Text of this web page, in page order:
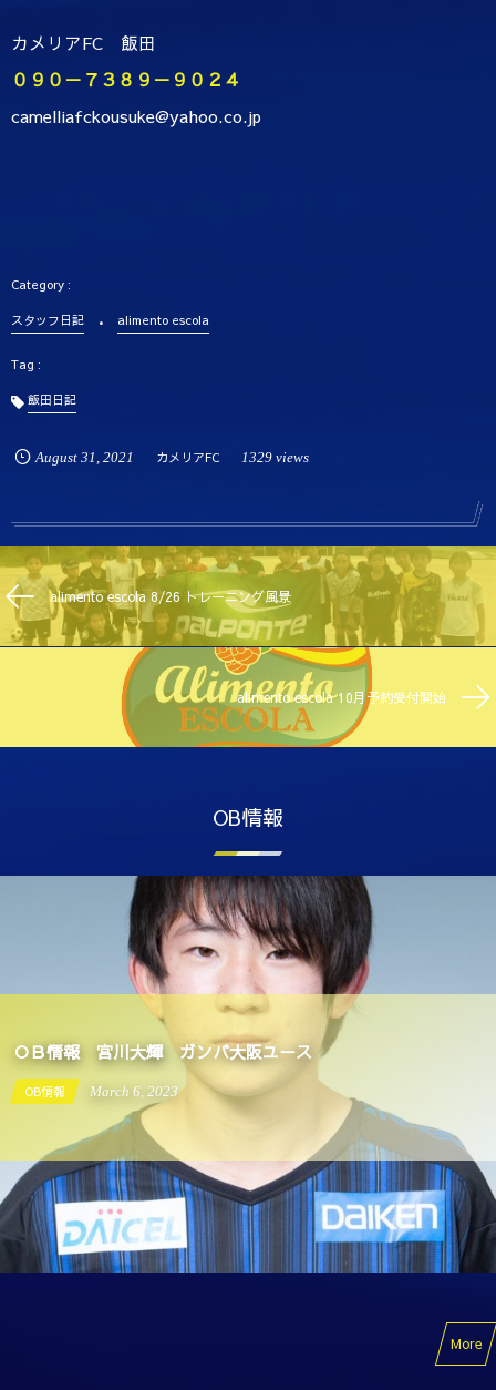
カメリアFC 飯田
０９０－７３８９－９０２４
camelliafckousuke@yahoo.co.jp
スタッフ日記 alimento escola
飯田日記
August 31 2021 カメリアFC 1329 views
alimento escola 8/26 トレーニング風景
alimento escola 10月予約受付開始
OB情報
ＯＢ情報 宮川大輝 ガンバ大阪ユース
OB情報 March 6, 2023
More